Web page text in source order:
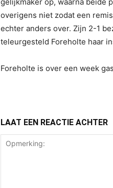
overigens niet zodat een
echter anders over. Zijn 2-1
teleurgesteld Foreholte haar
Foreholte is over een week
LAAT EEN REACTIE ACHTER